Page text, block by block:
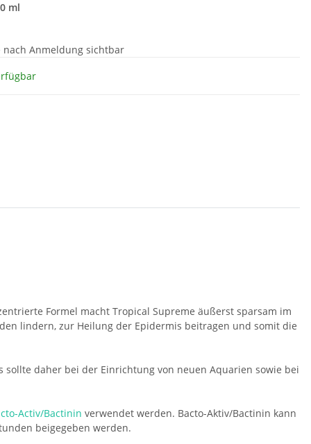
ml
nach Anmeldung sichtbar
Formel macht Tropical Supreme äußerst sparsam im
lindern, zur Heilung der Epidermis beitragen und somit die
daher bei der Einrichtung von neuen Aquarien sowie bei
Activ/Bactinin verwendet werden. Bacto-Aktiv/Bactinin kann
beigegeben werden.